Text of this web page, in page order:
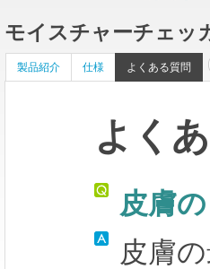
モイスチャーチェッ
よく
皮膚
皮膚
製品紹介 仕様 よくある質問